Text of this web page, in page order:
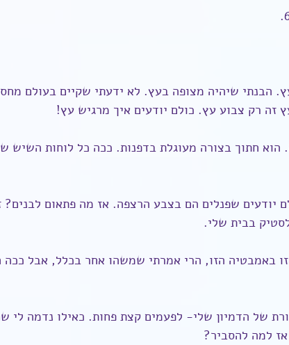
הבנתי שיהיה מצופה בעץ. לא ידעתי שקיים בעולם
זה רק צבוע עץ. כולם יודעים איך מרגיש עץ!
הוא חתוך בצורה מעוגלת בדפנות. ככה כל לוחות השיש
יודעים שפנלים הם בצבע הרצפה. אז מה פתאום לבנים?
בבית שלי.
באמבטיה הזו, הרי אמרתי שמשהו אחר בכלל, אבל ככה
של הדמיון שלי- לפעמים קצת פחות. כאילו נדמה לי
למה להסביר?